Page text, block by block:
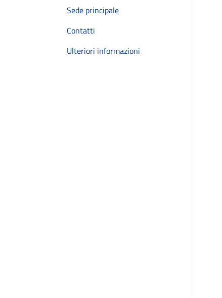
Sede principale
Contatti
Ulteriori informazioni